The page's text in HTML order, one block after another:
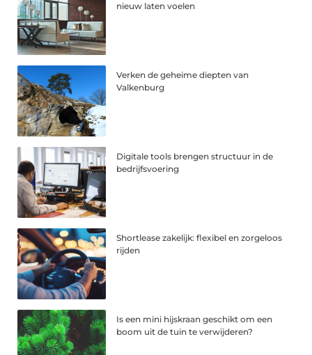
nieuw laten voelen
Verken de geheime diepten van
Valkenburg
Digitale tools brengen structuur in de
bedrijfsvoering
Shortlease zakelijk: flexibel en zorgeloos
rijden
Is een mini hijskraan geschikt om een
boom uit de tuin te verwijderen?